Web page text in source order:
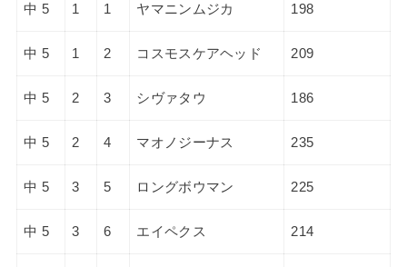
中 5 1 1 ヤマニンムジカ 198
中 5 1 2 コスモスケアヘッド 209
中 5 2 3 シヴァタウ 186
中 5 2 4 マオノジーナス 235
中 5 3 5 ロングボウマン 225
中 5 3 6 エイペクス 214